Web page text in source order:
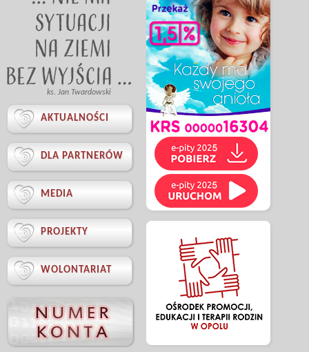
ks. Jan Twardowski
 AKTUALNOŚCI
 DLA PARTNERÓW
 MEDIA
 PROJEKTY
 WOLONTARIAT